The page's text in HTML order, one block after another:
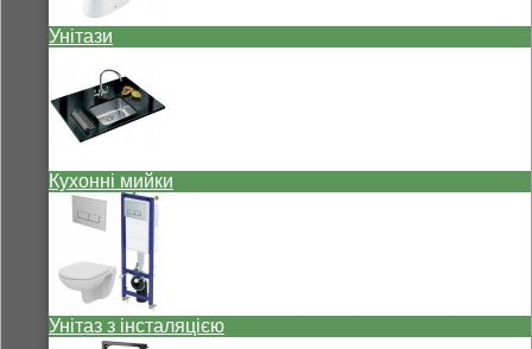
Унітази
Кухонні мийки
Унітаз з інсталяцією